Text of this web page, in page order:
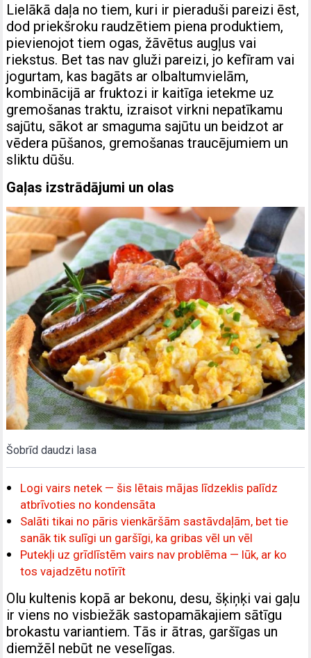
Lielākā daļa no tiem, kuri ir pieraduši pareizi ēst,
dod priekšroku raudzētiem piena produktiem,
pievienojot tiem ogas, žāvētus augļus vai
riekstus. Bet tas nav gluži pareizi, jo kefīram vai
jogurtam, kas bagāts ar olbaltumvielām,
kombinācijā ar fruktozi ir kaitīga ietekme uz
gremošanas traktu, izraisot virkni nepatīkamu
sajūtu, sākot ar smaguma sajūtu un beidzot ar
vēdera pūšanos, gremošanas traucējumiem un
sliktu dūšu.
Gaļas izstrādājumi un olas
Šobrīd daudzi lasa
Logi vairs netek — šis lētais mājas līdzeklis palīdz
atbrīvoties no kondensāta
Salāti tikai no pāris vienkāršām sastāvdaļām, bet tie
sanāk tik sulīgi un garšīgi, ka gribas vēl un vēl
Putekļi uz grīdlīstēm vairs nav problēma — lūk, ar ko
tos vajadzētu notīrīt
Olu kultenis kopā ar bekonu, desu, šķiņķi vai gaļu
ir viens no visbiežāk sastopamākajiem sātīgu
brokastu variantiem. Tās ir ātras, garšīgas un
diemžēl nebūt ne veselīgas.